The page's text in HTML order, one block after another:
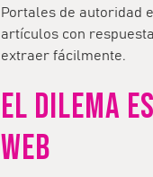
Portales de autoridad
artículos con
extraer fácilmente.
EL DILEMA
WEB